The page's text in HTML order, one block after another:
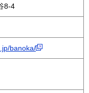
8-4
banoka/